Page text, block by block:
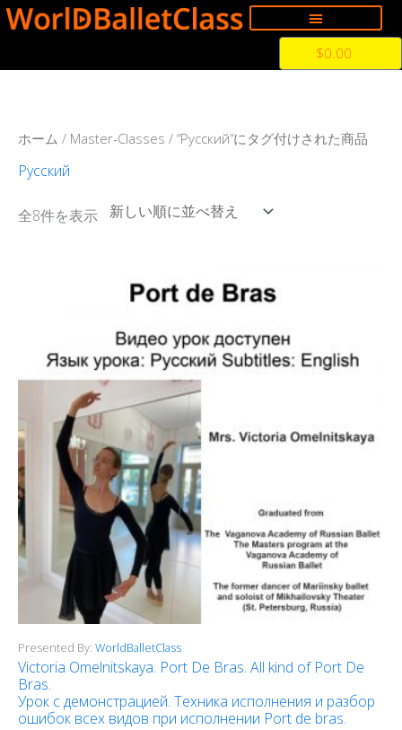
内
容
$0.00
ホーム / Master-Classes / “Русский”にタグ付けされた商品
Русский
全8件を表示
新
し
Presented By: WorldBalletClass
Victoria Omelnitskaya. Port De Bras. All kind of Port De
Bras.
Урок с демонстрацией. Техника исполнения и разбор
ошибок всех видов при исполнении Port de bras.